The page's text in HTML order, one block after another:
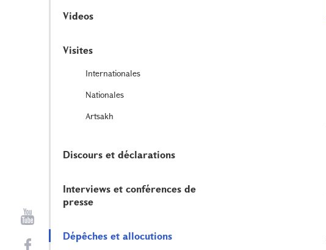
Videos
Visites
Internationales
Nationales
Artsakh
Discours et déclarations
Interviews et conférences de
presse
Dépêches et allocutions